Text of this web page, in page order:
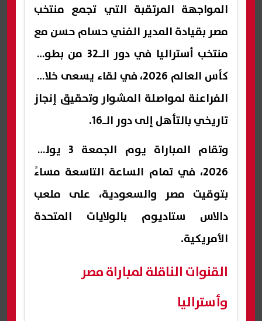
المواجهة المرتقبة التي تجمع منتخب
مصر بقيادة المدير الفني حسام حسن مع
منتخب أستراليا في دور الـ32 من بطولة
كأس العالم 2026، في لقاء يسعى خلاله
الفراعنة لمواصلة المشوار وتحقيق إنجاز
تاريخي بالتأهل إلى دور الـ16.
وتقام المباراة يوم الجمعة 3 يوليو
2026، في تمام الساعة التاسعة مساءً
بتوقيت مصر والسعودية، على ملعب
دالاس ستاديوم بالولايات المتحدة
الأمريكية.
القنوات الناقلة لمباراة مصر
وأستراليا